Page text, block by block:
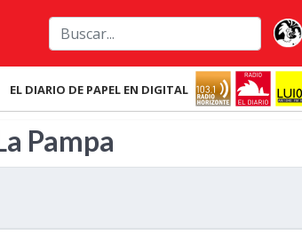
EL DIARIO DE PAPEL EN DIGITAL
Pampa